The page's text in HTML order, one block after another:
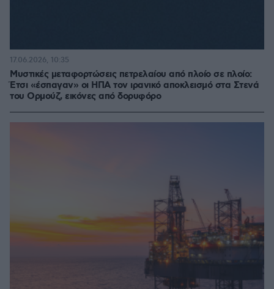
Μυστικές μεταφορτώσεις πετρελαίου από πλοίο σε πλοίο:
Έτσι «έσπαγαν» οι ΗΠΑ τον ιρανικό αποκλεισμό στα Στενά
του Ορμούζ, εικόνες από δορυφόρο
17.06.2026, 10:35